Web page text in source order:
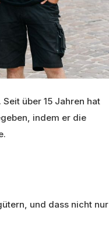
über 15 Jahren hat
indem er die
und dass nicht nur